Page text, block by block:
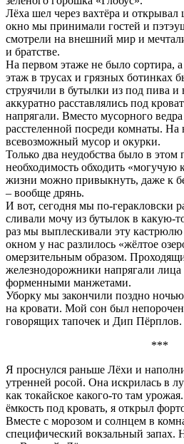
Лёха шел через вахтёра и открывал
окно мы принимали гостей и
смотрели на внешний мир и
и братстве.
На первом этаже не было сортира,
этаж в трусах и грязных ботинках
струячили в бутылки из под пива и
аккуратно расставлялись под
напрягали. Вместо мусорного
расстеленной посреди комнаты. На
всевозможный мусор и окурки.
Только два неудобства было в
необходимость обходить «могучую
жизни можно привыкнуть, даже к
– вообще дрянь.
И вот, сегодня мы по-геракловски
сливали мочу из бутылок в какую-
раз мы выплескивали эту кастрюлю
окном у нас разлилось «жёлтое
омерзительным образом.
железнодорожники напрягали лица
форменными манжетами.
Уборку мы закончили поздно
на кровати. Мой сон был
говорящих тапочек и Дип Пёрплов.
***
Я проснулся раньше Лёхи и
утренней росой. Она искрилась в
как токайское какого-то там
ёмкость под кровать, я открыл
Вместе с морозом и солнцем в
специфический вокзальный запах.